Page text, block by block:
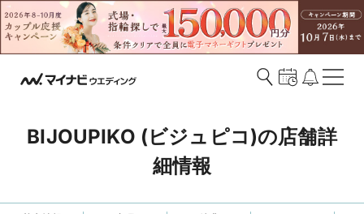
BIJOUPIKO (ビジュピコ)の店舗詳
細情報